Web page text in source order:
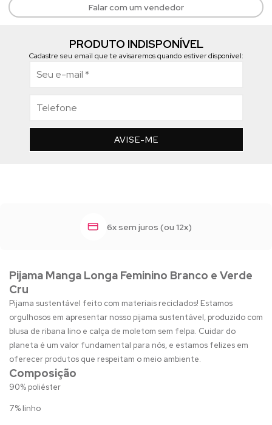
Falar com um vendedor
PRODUTO INDISPONÍVEL
Cadastre seu email que te avisaremos quando estiver disponível:
AVISE-ME
6x sem juros (ou 12x)
Pijama Manga Longa Feminino Branco e Verde
Cru
Pijama sustentável feito com materiais reciclados! Estamos
orgulhosos em apresentar nosso pijama sustentável, produzido com
blusa de ribana lino e calça de moletom sem felpa. Cuidar do
planeta é um valor fundamental para nós, e estamos felizes em
oferecer produtos que respeitam o meio ambiente.
Composição
90% poliéster
7% linho